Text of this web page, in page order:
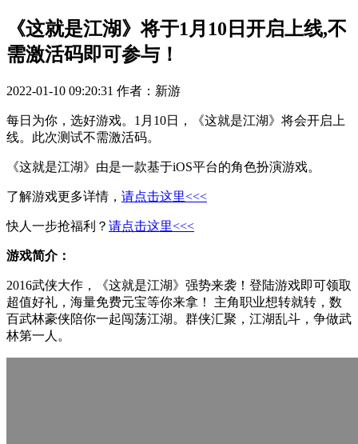
《这就是江湖》将于1月10日开启上线,不
需激活码即可参与！
2022-01-10 09:20:31 作者：新游
每日为你，选好游戏。1月10日，《这就是江湖》将会开启上
线。此次测试不需激活码。
《这就是江湖》由是一款基于iOS平台的角色扮演游戏。
了解游戏更多详情， 请点击这里<<<
快人一步抢福利？ 请点击这里<<<
游戏简介：
2016武侠大作，《这就是江湖》强势来袭！登陆游戏即可领取
超值好礼，海量免费元宝等你来拿！ 主角职业想转就转，数
百武林豪侠陪你一起闯荡江湖。群侠汇聚，江湖乱斗，争做武
林第一人。